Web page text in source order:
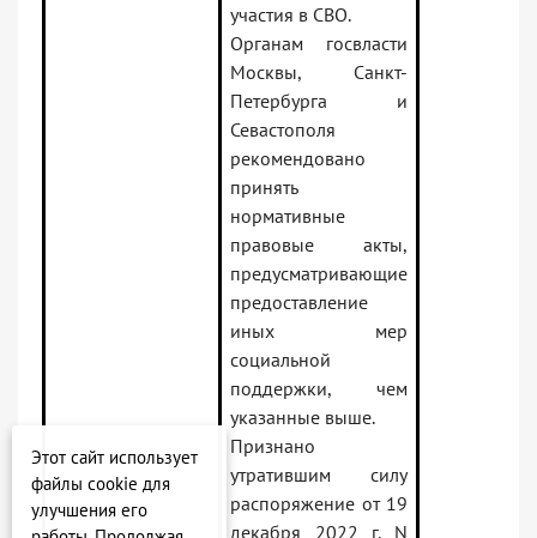
участия в СВО.
Органам госвласти
Москвы, Санкт-
Петербурга и
Севастополя
рекомендовано
принять
нормативные
правовые акты,
предусматривающие
предоставление
иных мер
социальной
поддержки, чем
указанные выше.
Признано
утратившим силу
распоряжение от 19
декабря 2022 г. N
Этот сайт использует
файлы cookie для
улучшения его